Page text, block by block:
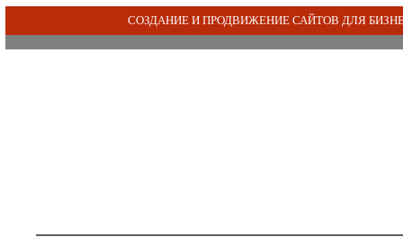
СОЗДАНИЕ И ПРОДВИЖЕНИЕ САЙТОВ ДЛЯ